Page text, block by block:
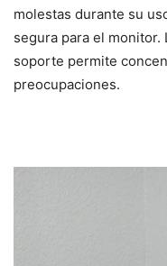
molestas durante su
segura para el monitor.
soporte permite
preocupaciones.